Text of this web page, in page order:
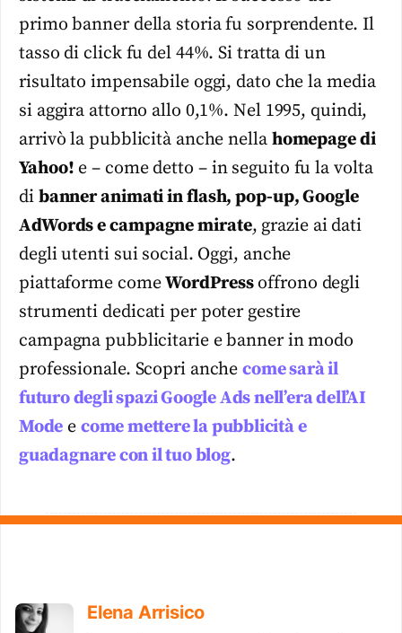
primo banner della storia fu sorprendente. Il
tasso di click fu del 44%. Si tratta di un
risultato impensabile oggi, dato che la media
si aggira attorno allo 0,1%. Nel 1995, quindi,
arrivò la pubblicità anche nella homepage di
Yahoo! e – come detto – in seguito fu la volta
di banner animati in flash, pop-up, Google
AdWords e campagne mirate, grazie ai dati
degli utenti sui social. Oggi, anche
piattaforme comeWordPressoffrono degli
strumenti dedicati per poter gestire
campagna pubblicitarie e banner in modo
professionale. Scopri anchecome sarà il
futuro degli spazi Google Ads nell’era dell’AI
Mode e come mettere la pubblicità e
guadagnare con il tuo blog.
Elena Arrisico